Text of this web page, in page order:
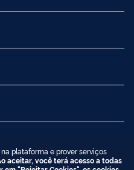
plataforma e prover serviços
aceitar, você terá acesso a todas